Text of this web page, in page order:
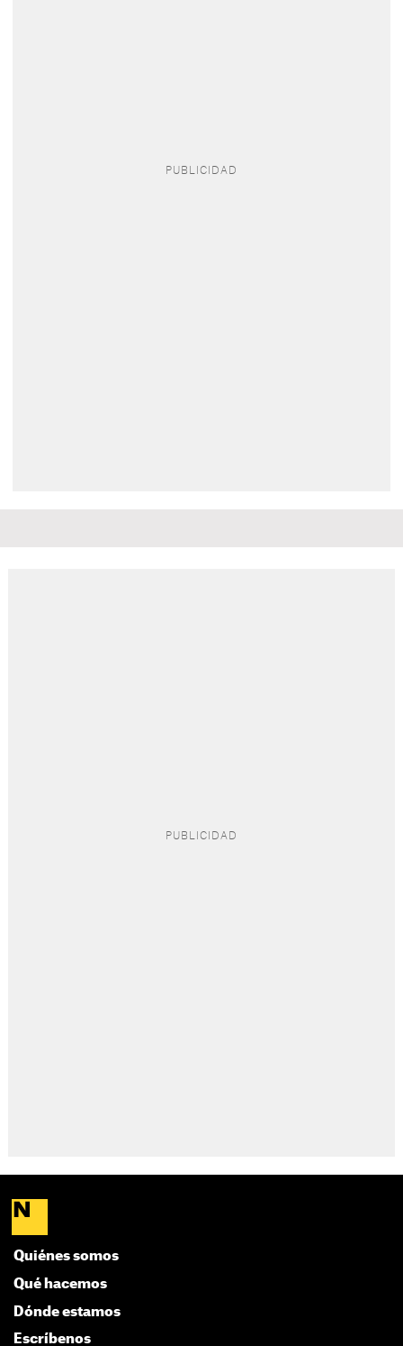
Quiénes somos
Qué hacemos
Dónde estamos
Escríbenos